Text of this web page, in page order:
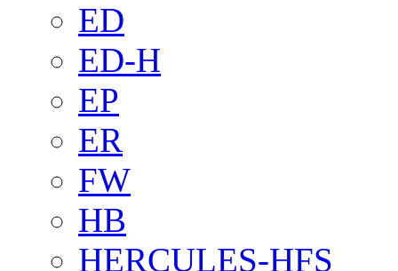
ED
ED-H
EP
ER
FW
HB
HERCULES-HFS